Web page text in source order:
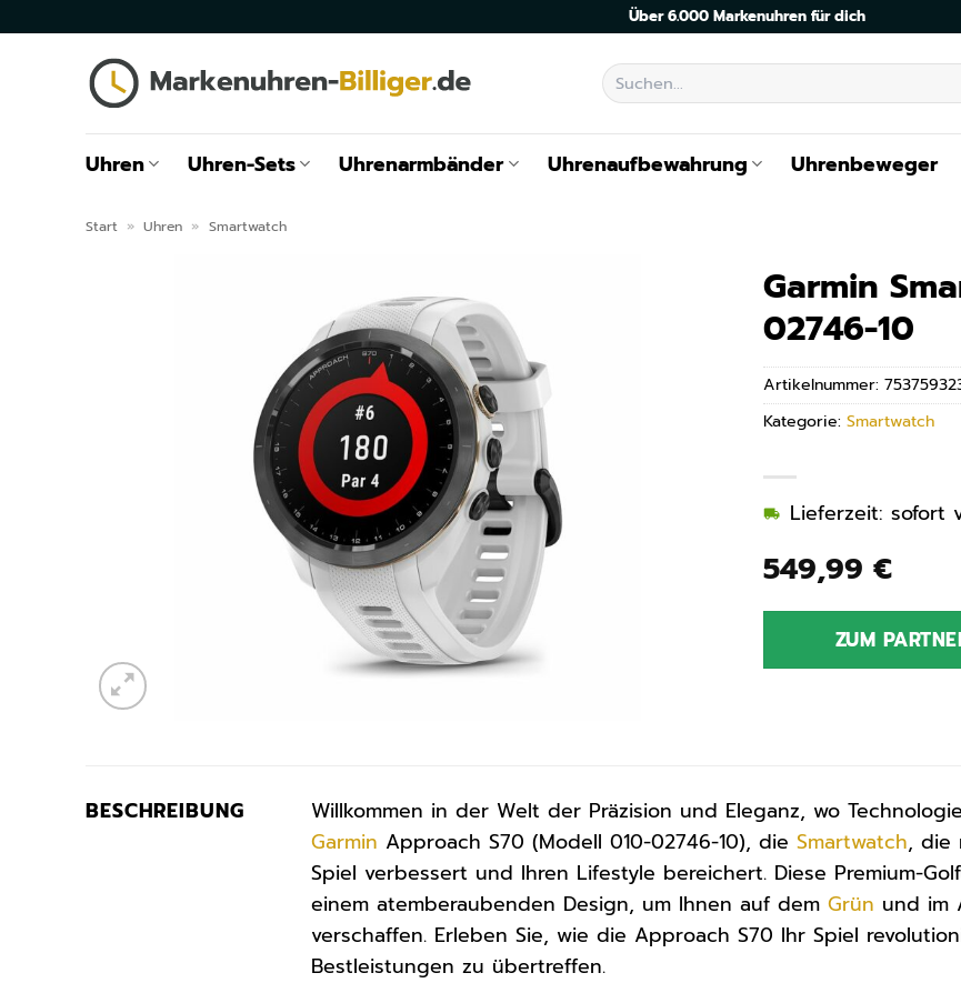
Über 6.000 Markenuhren für dich
Suchen
nach:
Uhren Uhren-Sets Uhrenarmbänder Uhrenaufbewahrung Uhrenbeweger
Start » Uhren » Smartwatch
Garmin
02746-10
549,99 €
Lieferzeit: sofort
ZUM
Artikelnummer:
Kategorie: Smartwatch
BESCHREIBUNG
Willkommen in der Welt der Präzision und Eleganz, wo
Garmin Approach S70 (Modell 010-02746-10), dieSmartwatch, die
Spiel verbessert und Ihren Lifestyle bereichert. Diese Premium-
einem atemberaubenden Design, um Ihnen auf demGrün und im
verschaffen. Erleben Sie, wie die Approach S70 Ihr Spiel
Bestleistungen zu übertreffen.